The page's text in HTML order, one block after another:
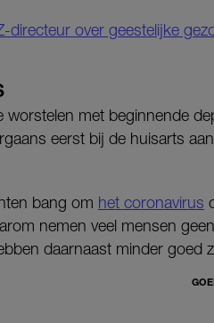
directeur over geestelijke
worstelen met beginnende
eerst bij de huisarts
bang om het coronavirus
nemen veel mensen
daarnaast minder goed